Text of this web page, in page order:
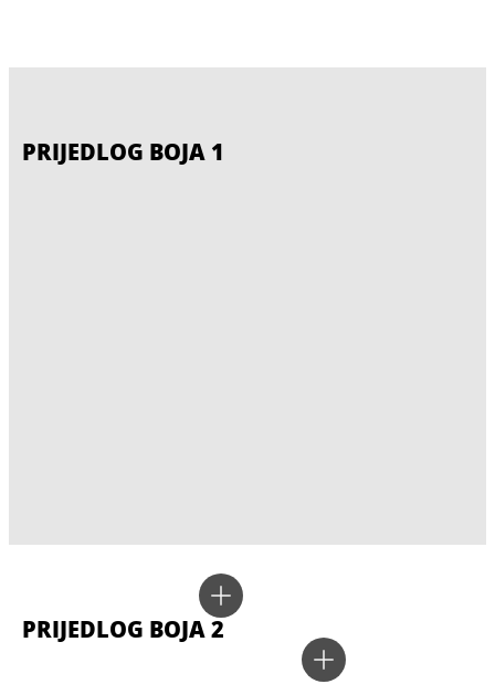
PRIJEDLOG BOJA 1
PRIJEDLOG BOJA 2